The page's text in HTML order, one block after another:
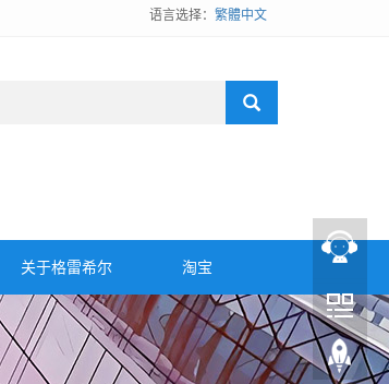
语言选择： 繁體中文
关于格雷希尔 淘宝